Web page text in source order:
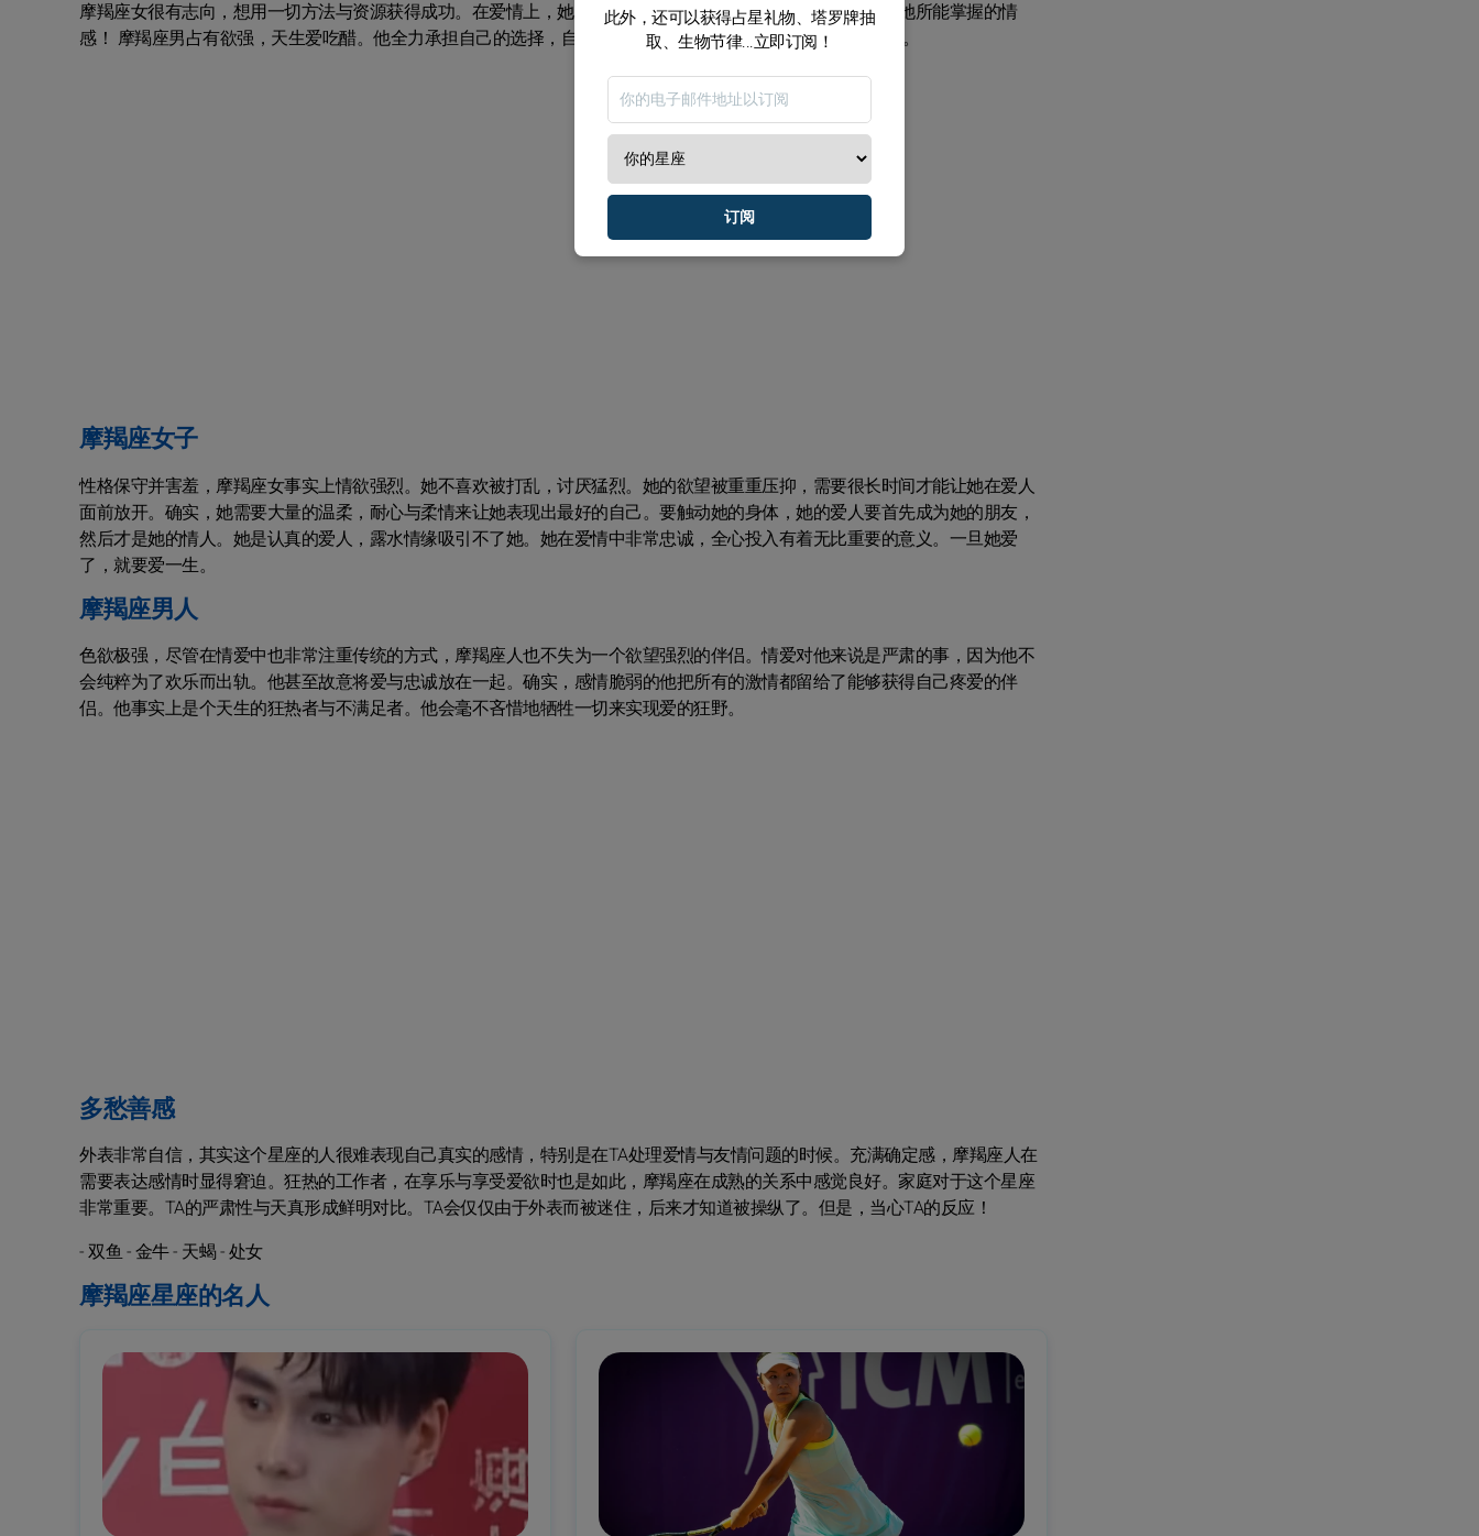
摩羯座女很有志向，想用一切方法与资源获得成功。在爱情上，她喜欢被爱，被礼遇。非常敏感，她能够面对她所能掌握的情
感！ 摩羯座男占有欲强，天生爱吃醋。他全力承担自己的选择，自己的爱人与生活。他不能承受被周围人嘲笑。
摩羯座女子
性格保守并害羞，摩羯座女事实上情欲强烈。她不喜欢被打乱，讨厌猛烈。她的欲望被重重压抑，需要很长时间才能让她在爱人
面前放开。确实，她需要大量的温柔，耐心与柔情来让她表现出最好的自己。要触动她的身体，她的爱人要首先成为她的朋友，
然后才是她的情人。她是认真的爱人，露水情缘吸引不了她。她在爱情中非常忠诚，全心投入有着无比重要的意义。一旦她爱
了，就要爱一生。
摩羯座男人
色欲极强，尽管在情爱中也非常注重传统的方式，摩羯座人也不失为一个欲望强烈的伴侣。情爱对他来说是严肃的事，因为他不
会纯粹为了欢乐而出轨。他甚至故意将爱与忠诚放在一起。确实，感情脆弱的他把所有的激情都留给了能够获得自己疼爱的伴
侣。他事实上是个天生的狂热者与不满足者。他会毫不吝惜地牺牲一切来实现爱的狂野。
多愁善感
外表非常自信，其实这个星座的人很难表现自己真实的感情，特别是在TA处理爱情与友情问题的时候。充满确定感，摩羯座人在
需要表达感情时显得窘迫。狂热的工作者，在享乐与享受爱欲时也是如此，摩羯座在成熟的关系中感觉良好。家庭对于这个星座
非常重要。TA的严肃性与天真形成鲜明对比。TA会仅仅由于外表而被迷住，后来才知道被操纵了。但是，当心TA的反应！
- 双鱼 - 金牛 - 天蝎 - 处女
摩羯座星座的名人
此外，还可以获得占星礼物、塔罗牌抽
取、生物节律...立即订阅！
订阅